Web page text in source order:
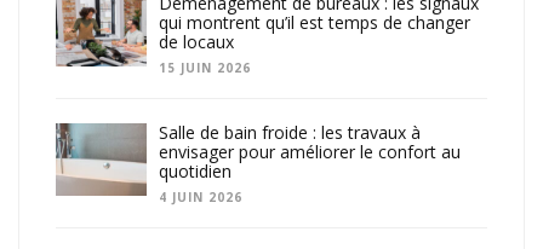
qui montrent qu’il est temps de changer
de locaux
15 JUIN 2026
Salle de bain froide : les travaux à
envisager pour améliorer le confort au
quotidien
4 JUIN 2026